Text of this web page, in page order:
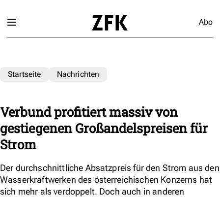
Abo
Startseite Nachrichten
Verbund profitiert massiv von
gestiegenen Großandelspreisen für
Strom
Der durchschnittliche Absatzpreis für den Strom aus den
Wasserkraftwerken des österreichischen Konzerns hat
sich mehr als verdoppelt. Doch auch in anderen